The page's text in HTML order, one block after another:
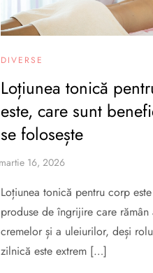
DIVERSE
Loțiunea tonică
este, care sunt
se folosește
Loțiunea tonică pentru corp
produse de îngrijire care rămân
cremelor și a uleiurilor, deși
zilnică este extrem […]